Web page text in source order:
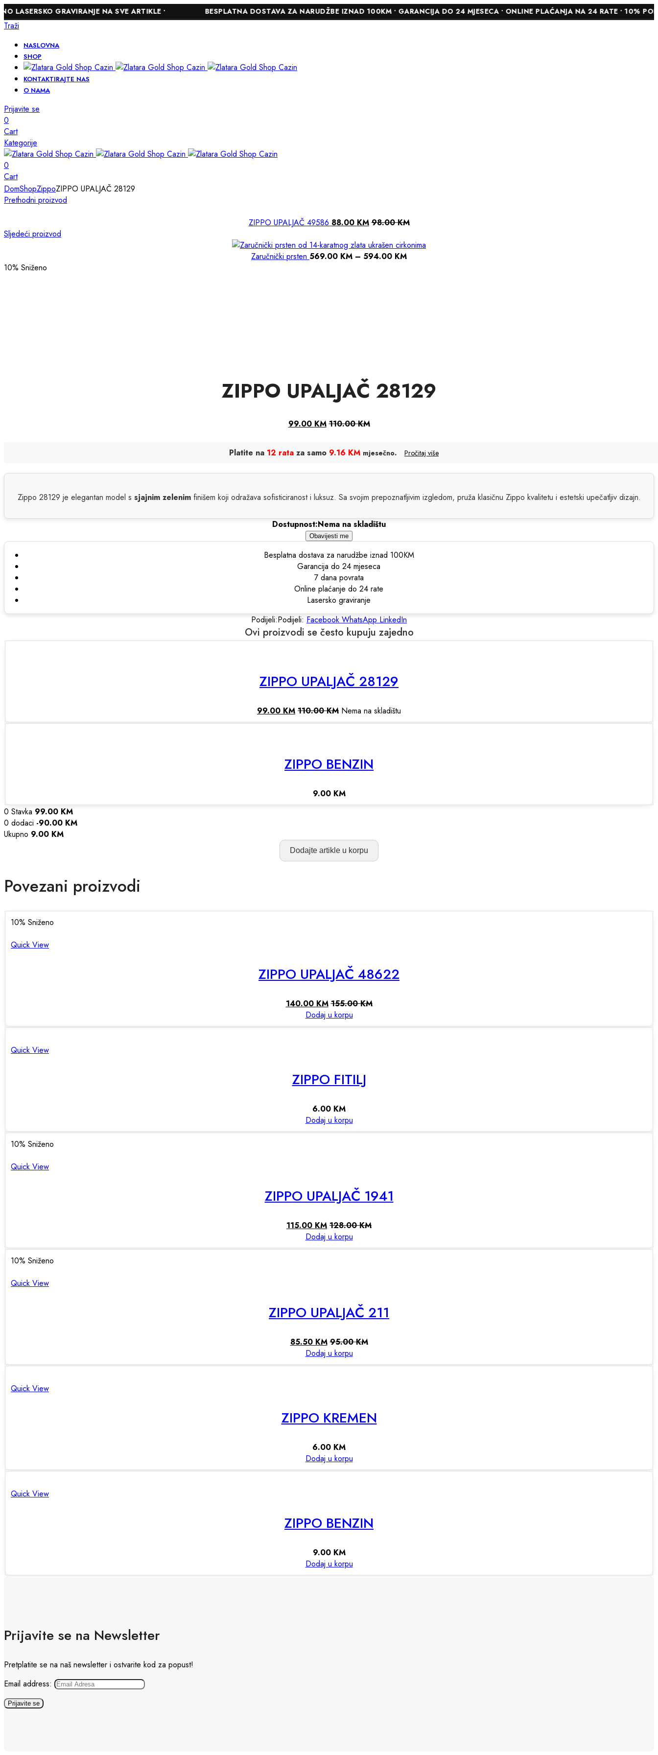
GRAVIRANJE NA SVE ARTIKLE • BESPLATNA DOSTAVA ZA NARUDŽBE IZNAD 100KM • GARANCIJA DO 24 MJESECA • ONLINE PLAĆANJA NA 24 RATE • 10% POPUSTA
Traži
NASLOVNA
SHOP
KONTAKTIRAJTE NAS
O NAMA
Prijavite se
0
Cart
Kategorije
0
Cart
DomShopZippoZIPPO UPALJAČ 28129
Prethodni proizvod
ZIPPO UPALJAČ 49586 88.00 KM 98.00KM
Sljedeći proizvod
Zaručnički prsten 569.00 KM – 594.00 KMRaspon
10% Sniženo
ZIPPO UPALJAČ 28129
99.00 KM 110.00KM
Platite na 12 rata za samo 9.16 KM mjesečno. Pročitaj više
Zippo 28129 je elegantan model s sjajnim zelenimfinišem koji odražava sofisticiranost i luksuz. Sa svojim prepoznatljivim izgledom, pruža klasičnu Zippo kvalitetu i estetski upečatljiv dizajn.
Dostupnost:Nema na skladištu
Obavijesti me
Besplatna dostava za narudžbe iznad 100KM
Garancija do 24 mjeseca
7 dana povrata
Online plaćanje do 24 rate
Lasersko graviranje
Podijeli:Podijeli: Facebook WhatsApp LinkedIn
Ovi proizvodi se često kupuju zajedno
ZIPPO UPALJAČ 28129
99.00 KM 110.00KM Nema na skladištu
ZIPPO BENZIN
9.00 KM
0 Stavka 99.00 KM
0 dodaci -90.00 KM
Ukupno 9.00 KM
Dodajte artikle u korpu
Povezani proizvodi
10% Sniženo
Quick View
ZIPPO UPALJAČ 48622
140.00 KM 155.00KM
Dodaj u korpu
Quick View
ZIPPO FITILJ
6.00 KM
Dodaj u korpu
10% Sniženo
Quick View
ZIPPO UPALJAČ 1941
115.00 KM 128.00KM
Dodaj u korpu
10% Sniženo
Quick View
ZIPPO UPALJAČ 211
85.50 KM 95.00KM
Dodaj u korpu
Quick View
ZIPPO KREMEN
6.00 KM
Dodaj u korpu
Quick View
ZIPPO BENZIN
9.00 KM
Dodaj u korpu
Prijavite se na Newsletter
Pretplatite se na naš newsletter i ostvarite kod za popust!
Email address: